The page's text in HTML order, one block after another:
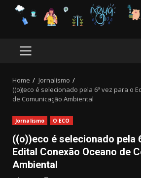
PRIMARY
Home
Jornalismo
((o))eco é selecionado pela 6ª vez para o
de Comunicação Ambiental
Jornalismo O ECO
((o))eco é selecionado pela
Edital Conexão Oceano de
Ambiental